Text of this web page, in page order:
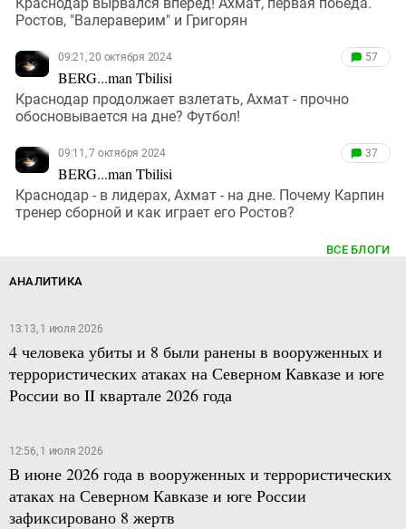
Ростов, "Валераверим" и Григорян
09:21, 20 октября 2024
BERG...man Tbilisi
57
Краснодар продолжает взлетать, Ахмат - прочно
обосновывается на дне? Футбол!
09:11, 7 октября 2024
BERG...man Tbilisi
37
Краснодар - в лидерах, Ахмат - на дне. Почему Карпин
тренер сборной и как играет его Ростов?
ВСЕ БЛОГИ
АНАЛИТИКА
13:13, 1 июля 2026
4 человека убиты и 8 были ранены в вооруженных и
террористических атаках на Северном Кавказе и юге
России во II квартале 2026 года
12:56, 1 июля 2026
В июне 2026 года в вооруженных и террористических
атаках на Северном Кавказе и юге России
зафиксировано 8 жертв